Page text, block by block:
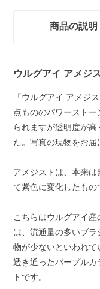
商品の説明
ウルグアイ アメジ
「ウルグアイ アメジ
点もののパワースト
られますが透明度が
た。写真の現物をお届
アメジストは、本来
て紫色に変化したもの
こちらはウルグアイ
は、流通量の多いブ
物が少ないといわれて
透き通ったパープル
トです。